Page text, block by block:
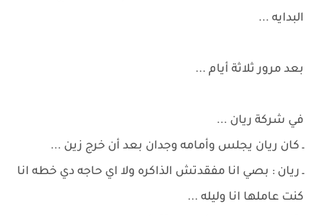
البدايه ...
بعد مرور ثلاثة أيام ...
في شركة ريان ...
ـ كان ريان يجلس وأمامه وجدان بعد أن خرج زين ...
ـ ريان : بصي انا مفقدتش الذاكره ولا اي حاجه دي خطه انا
كنت عاملها انا وليله ...